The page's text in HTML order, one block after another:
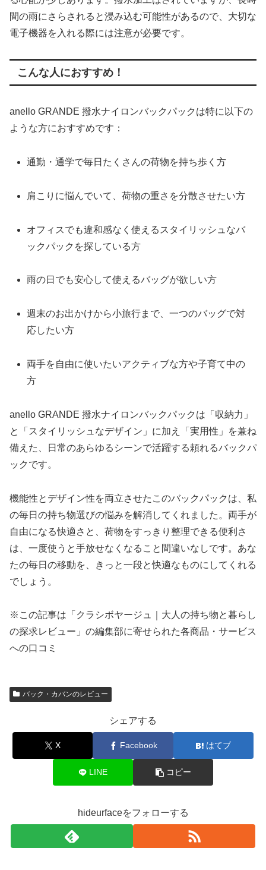
間の雨にさらされると浸み込む可能性があるので、大切な
電子機器を入れる際には注意が必要です。
こんな人におすすめ！
anello GRANDE 撥水ナイロンバックパックは特に以下の
ような方におすすめです：
通勤・通学で毎日たくさんの荷物を持ち歩く方
肩こりに悩んでいて、荷物の重さを分散させたい方
オフィスでも違和感なく使えるスタイリッシュなバ
ックパックを探している方
雨の日でも安心して使えるバッグが欲しい方
週末のお出かけから小旅行まで、一つのバッグで対
応したい方
両手を自由に使いたいアクティブな方や子育て中の
方
anello GRANDE 撥水ナイロンバックパックは「収納力」
と「スタイリッシュなデザイン」に加え「実用性」を兼ね
備えた、日常のあらゆるシーンで活躍する頼れるバックパ
ックです。
機能性とデザイン性を両立させたこのバックパックは、私
の毎日の持ち物選びの悩みを解消してくれました。両手が
自由になる快適さと、荷物をすっきり整理できる便利さ
は、一度使うと手放せなくなること間違いなしです。あな
たの毎日の移動を、きっと一段と快適なものにしてくれる
でしょう。
※この記事は「クラシボヤージュ｜大人の持ち物と暮らし
の探求レビュー」の編集部に寄せられた各商品・サービス
への口コミ
バック・カバンのレビュー
シェアする
X Facebook はてブ
LINE コピー
hideurfaceをフォローする